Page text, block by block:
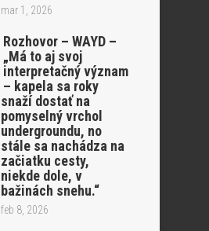
mar 1, 2026
Rozhovor – WAYD –
„Má to aj svoj
interpretačný význam
– kapela sa roky
snaží dostať na
pomyselný vrchol
undergroundu, no
stále sa nachádza na
začiatku cesty,
niekde dole, v
bažinách snehu.“
feb 8, 2026